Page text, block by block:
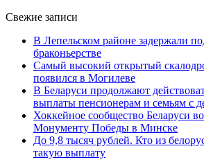
Свежие записи
В Лепельском районе задержали
браконьерстве
Самый высокий открытый
появился в Могилеве
В Беларуси продолжают
выплаты пенсионерам и семьям с
Хоккейное сообщество Беларуси
Монументу Победы в Минске
До 9,8 тысяч рублей. Кто из
такую выплату